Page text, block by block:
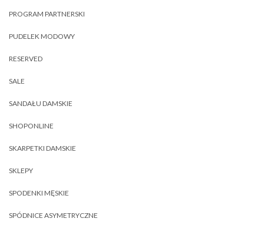
PROGRAM PARTNERSKI
PUDELEK MODOWY
RESERVED
SALE
SANDAŁU DAMSKIE
SHOPONLINE
SKARPETKI DAMSKIE
SKLEPY
SPODENKI MĘSKIE
SPÓDNICE ASYMETRYCZNE